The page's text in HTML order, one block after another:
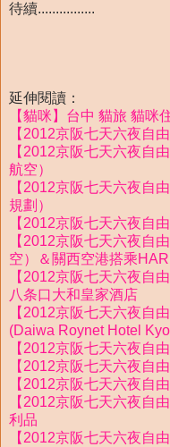
待續................
延伸閱讀：
【貓咪】台中 貓旅 貓咪
【2012京阪七天六夜自
【2012京阪七天六夜自
航空）
【2012京阪七天六夜自
規劃）
【2012京阪七天六夜自
【2012京阪七天六夜自
空）＆關西空港搭乘
【2012京阪七天六夜自
八条口大和皇家酒店
【2012京阪七天六夜自
(Daiwa Roynet Hotel
【2012京阪七天六夜自
【2012京阪七天六夜自
【2012京阪七天六夜自
【2012京阪七天六夜自
利品
【2012京阪七天六夜自